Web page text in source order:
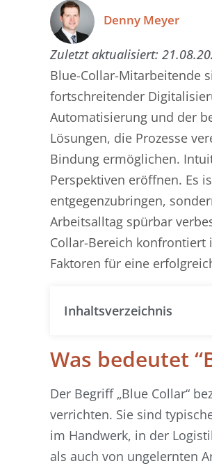
Denny Meyer
Zuletzt aktualisiert:
Blue-Collar-Mitarbeitende
fortschreitender
Automatisierung und der
Lösungen, die Prozesse
Bindung ermöglichen.
Perspektiven eröffnen. Es
entgegenzubringen,
Arbeitsalltag spürbar
Collar-Bereich konfrontiert
Faktoren für eine
Inhaltsverzeichnis
Was bedeutet
Der Begriff „Blue Collar“
verrichten. Sie sind
im Handwerk, in der
als auch von ungelernten